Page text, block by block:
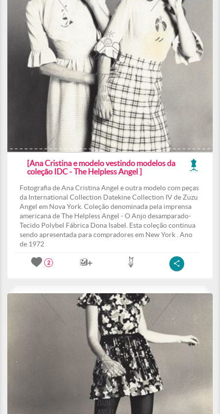
[Ana Cristina e modelo vestindo modelos da
coleção IDC - The Helpless Angel ]
Fotografia de Ana Cristina Angel e outra modelo com peças
da International Collection Datekine Collection IV de Zuzu
Angel em Nova York. Coleção denominada pela imprensa
americana de The Helpless Angel - O Anjo desamparado-
Tecido Polybel Fábrica Dona Isabel. Esta coleção continua
sendo apresentada para compradores em New York . Ano
de 1972
2